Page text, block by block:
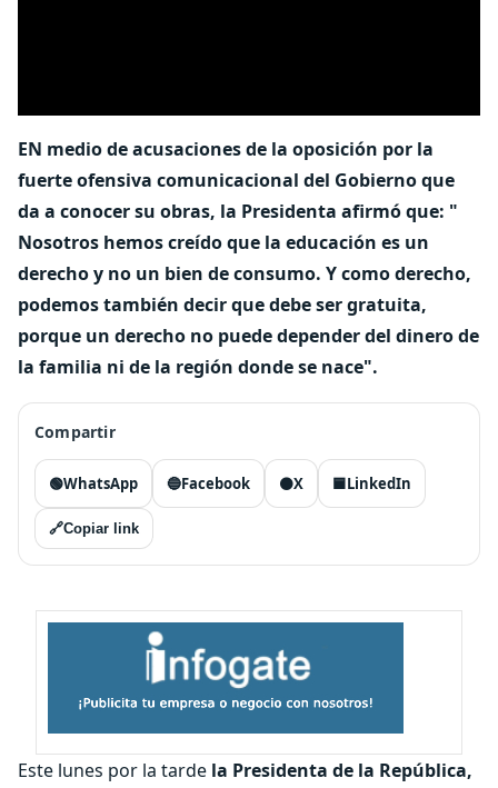
EN medio de acusaciones de la oposición por la
fuerte ofensiva comunicacional del Gobierno que
da a conocer su obras, la Presidenta afirmó que: "
Nosotros hemos creído que la educación es un
derecho y no un bien de consumo. Y como derecho,
podemos también decir que debe ser gratuita,
porque un derecho no puede depender del dinero de
la familia ni de la región donde se nace".
Compartir
🟢WhatsApp 🔵Facebook ⚫X 🟦LinkedIn
🔗Copiar link
Este lunes por la tarde la Presidenta de la República,